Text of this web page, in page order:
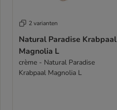
2 varianten
Natural Paradise Krabpaal
Magnolia L
crème - Natural Paradise
Krabpaal Magnolia L